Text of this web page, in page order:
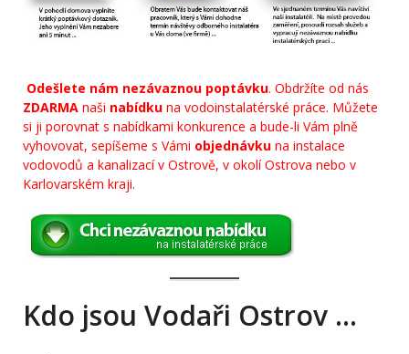
Odešlete nám nezávaznou poptávku. Obdržíte od nás
ZDARMA naši nabídku na vodoinstalatérské práce. Můžete
si ji porovnat s nabídkami konkurence a bude-li Vám plně
vyhovovat, sepíšeme s Vámi objednávku na instalace
vodovodů a kanalizací v Ostrově, v okolí Ostrova nebo v
Karlovarském kraji.
Kdo jsou Vodaři Ostrov …